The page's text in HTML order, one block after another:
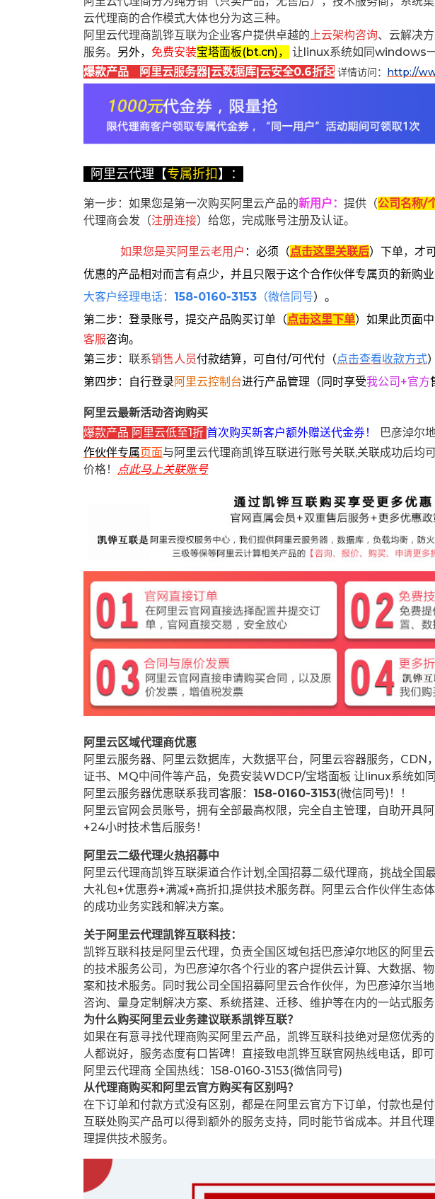
云代理商的合作模式大体也分为这三种。
阿里云代理商凯铧互联为企业客户提供卓越的上云架构咨询、云解决
服务。 另外， 免费安装宝塔面板(bt.cn)，
让linux系统如同windows一
爆款产品 阿里云服务器|云数据库|云安全0.6折起 详情访问： http://
阿里云代理【专属折扣】：
第一步：如果您是第一次购买阿里云产品的新用户 ： 提供（公司名称/
代理商会发（注册连接）给您，完成账号注册及认证。
如果您是买阿里云老用户 ： 必须 （点击这里关联后） 下单， 才
优惠的产品相对而言有点少，并且只限于这个合作伙伴专属页的新购业
大客户经理电话： 158-0160-3153 （微信同号）。
第二步：登录账号，提交产品购买订单（点击这里下单） 如果此页面
客服咨询。
第三步： 联系销售人员付款结算，可自付/可代付（点击查看收款方式
第四步：自行登录 阿里云控制台进行产品管理（同时享受我公司+官方
阿里云最新活动咨询购买
爆款产品 阿里云低至1折 首次购买新客户额外赠送代金券！ 巴彦淖尔
作伙伴专属页面与阿里云代理商凯铧互联进行账号关联,关联成功后均
价格！ 点此马上关联账号
阿里云区域代理商优惠
阿里云服务器、阿里云数据库，大数据平台，阿里云容器服务，CDN
证书、MQ中间件等产品，免费安装WDCP/宝塔面板 让linux系统如
阿里云服务器优惠联系我司客服： 158-0160-3153(微信同号)！！
阿里云官网会员账号，拥有全部最高权限，完全自主管理，自助开具
+24小时技术售后服务！
阿里云二级代理火热招募中
阿里云代理商凯铧互联渠道合作计划,全国招募二级代理商，挑战全国
大礼包+优惠券+满减+高折扣,提供技术服务群。阿里云合作伙伴生态
的成功业务实践和解决方案。
关于阿里云代理凯铧互联科技：
凯铧互联科技是阿里云代理，负责全国区域包括巴彦淖尔地区的阿里
的技术服务公司，为巴彦淖尔各个行业的客户提供云计算、大数据、
案和技术服务。同时我公司全国招募阿里云合作伙伴，为巴彦淖尔当
咨询、量身定制解决方案、系统搭建、迁移、维护等在内的一站式服务
为什么购买阿里云业务建议联系凯铧互联？
如果在有意寻找代理商购买阿里云产品，凯铧互联科技绝对是您优秀
人都说好，服务态度有口皆碑！直接致电凯铧互联官网热线电话，即
阿里云代理商 全国热线：158-0160-3153(微信同号)
从代理商购买和阿里云官方购买有区别吗？
在下订单和付款方式没有区别，都是在阿里云官方下订单，付款也是
互联处购买产品可以得到额外的服务支持，同时能节省成本。并且代
理提供技术服务。